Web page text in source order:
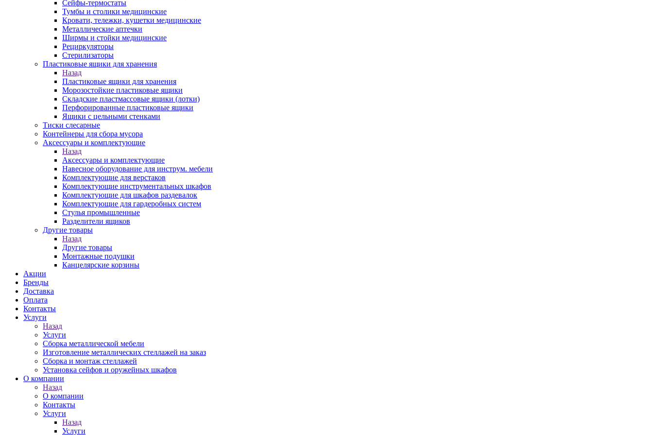
Сейфы-термостаты
Тумбы и столики медицинские
Кровати, тележки, кушетки медицинские
Металлические аптечки
Ширмы и стойки медицинские
Рециркуляторы
Стерилизаторы
Пластиковые ящики для хранения
Назад
Пластиковые ящики для хранения
Морозостойкие пластиковые ящики
Складские пластмассовые ящики (лотки)
Перфорированные пластиковые ящики
Ящики с цельными стенками
Тиски слесарные
Контейнеры для сбора мусора
Аксессуары и комплектующие
Назад
Аксессуары и комплектующие
Навесное оборудование для инструм. мебели
Комплектующие для верстаков
Комплектующие инструментальных шкафов
Комплектующие для шкафов раздевалок
Комплектующие для гардеробных систем
Стулья промышленные
Разделители ящиков
Другие товары
Назад
Другие товары
Монтажные подушки
Канцелярские корзины
Акции
Бренды
Доставка
Оплата
Контакты
Услуги
Назад
Услуги
Сборка металлической мебели
Изготовление металлических стеллажей на заказ
Сборка и монтаж стеллажей
Установка сейфов и оружейных шкафов
О компании
Назад
О компании
Контакты
Услуги
Назад
Услуги